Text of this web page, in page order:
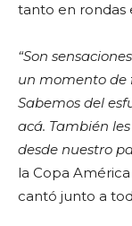
tanto en rondas
“Son
un momento de
Sabemos del
acá. También
desde nuestro
la Copa
cantó junto a